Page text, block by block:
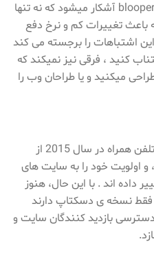
افزایش تعداد وب سایت های با bloopers آشکار میشود که نه تنها
باعث تغییرات کم و نرخ دفع
اشتباهات را برجسته می کند
کنید ، فرقی نیز نمیکند که
میکنید و یا طراحان وب را
گوگل اعلام کرده است که کاربران تلفن همراه در سال 2015 از
و اولویت خود را به سایت های
داده اند . با این حال، هنوز
نسخه ی دسکتاپ دارند
بازدید کنندگان سایت و